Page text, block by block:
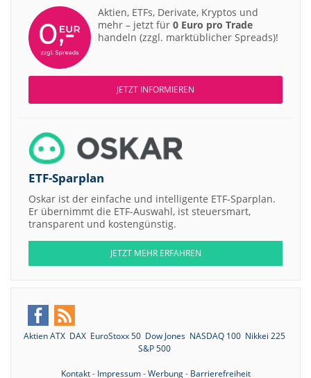
Aktien, ETFs, Derivate, Kryptos und
mehr – jetzt für 0 Euro pro Trade
handeln (zzgl. marktüblicher Spreads)!
JETZT INFORMIEREN
ETF-Sparplan
Oskar ist der einfache und intelligente ETF-Sparplan.
Er übernimmt die ETF-Auswahl, ist steuersmart,
transparent und kostengünstig.
JETZT MEHR ERFAHREN
Aktien ATX DAX EuroStoxx 50 Dow Jones NASDAQ 100 Nikkei 225
S&P 500
Kontakt- Impressum-Werbung- Barrierefreiheit